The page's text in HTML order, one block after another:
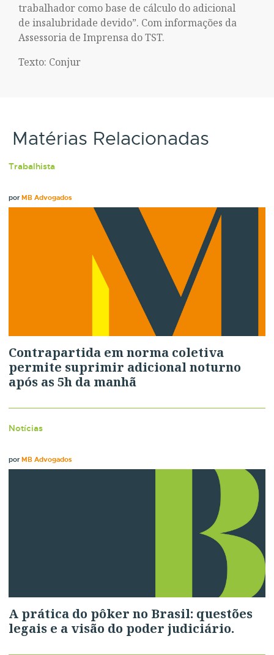
trabalhador como base de cálculo do adicional
de insalubridade devido”. Com informações da
Assessoria de Imprensa do TST.
Texto: Conjur
Matérias Relacionadas
Trabalhista
porMB Advogados
Contrapartida em norma coletiva
permite suprimir adicional noturno
após as 5h da manhã
Notícias
porMB Advogados
A prática do pôker no Brasil: questões
legais e a visão do poder judiciário.